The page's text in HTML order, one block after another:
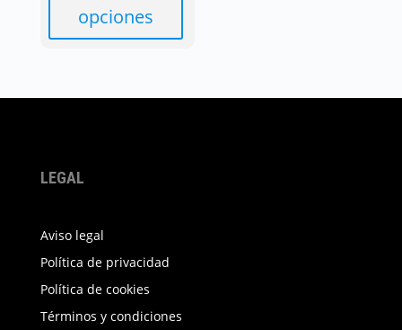
opciones
tiene
elegir
en
LEGAL
Aviso legal
Política de privacidad
Política de cookies
Términos y condiciones